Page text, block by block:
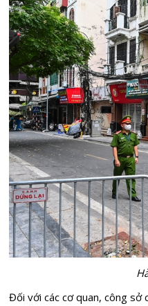
Đối với các cơ quan, công sở